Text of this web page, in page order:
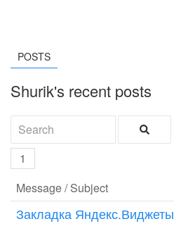
POSTS
Shurik's recent posts
1
Message / Subject
Закладка Яндекс.Виджеты